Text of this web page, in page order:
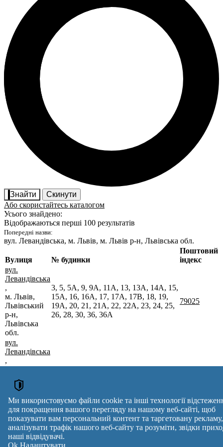
Знайти
Скинути
Або скористайтесь каталогом
Усього знайдено:
Відображаються перші 100 результатів
Попередні назви:
вул. Левандівська, м. Львів, м. Львів р-н, Львівська обл.
Поштові індекси України. Оновлено : 07-08-2026.
Вулиця № будинки
Поштовий
індекс
вул.
Левандівська
,
м. Львів,
Львівський
р-н,
Львівська
обл.
3, 5, 5А, 9, 9А, 11А, 13, 13А, 14А, 15,
15А, 16, 16А, 17, 17А, 17В, 18, 19,
19А, 20, 21, 21А, 22, 22А, 23, 24, 25,
26, 28, 30, 36, 36А
79025
вул.
Левандівська
,
Львівський
р-н,
Львівська
обл.
Вулиця № будинків
Індекс
reklama
Ми використовуємо файли cookie та інші технології
для покращення вашого перегляду на нашому веб-сайті, щоб
показувати вам персональний контент та таргетовану рекламу,
аналізувати трафік нашого веб-сайту та розуміти, звідки
наші відвідувачі.
Ok Налаштувати